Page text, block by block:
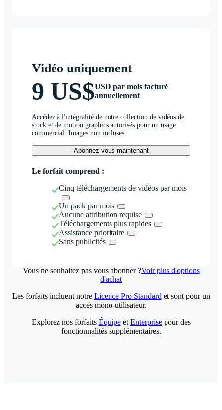
Vidéo uniquement
9 US$USD par mois facturé
annuellement
Accédez à l'intégralité de notre collection de vidéos de
stock et de motion graphics autorisés pour un usage
commercial. Images non incluses.
Abonnez-vous maintenant
Le forfait comprend :
Cinq téléchargements de vidéos par mois
Un pack par mois
Aucune attribution requise
Téléchargements plus rapides
Assistance prioritaire
Sans publicités
Vous ne souhaitez pas vous abonner ?Voir plus d'options
d'achat
Les forfaits incluent notre Licence Pro Standard et sont pour un
accès mono-utilisateur.
Explorez nos forfaits Équipeet Enterprisepour des
fonctionnalités supplémentaires.